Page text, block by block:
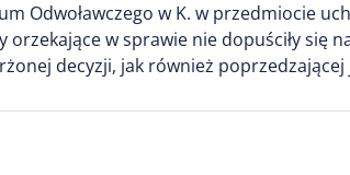
Odwoławczego w K. w przedmiocie
w sprawie nie dopuściły się
decyzji, jak również poprzedzającej